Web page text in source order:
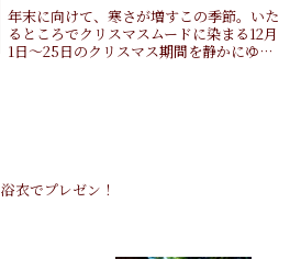
年末に向けて、寒さが増すこの季節。いた
るところでクリスマスムードに染まる12月
1日〜25日のクリスマス期間を静かにゆっ
浴衣でプレゼン！